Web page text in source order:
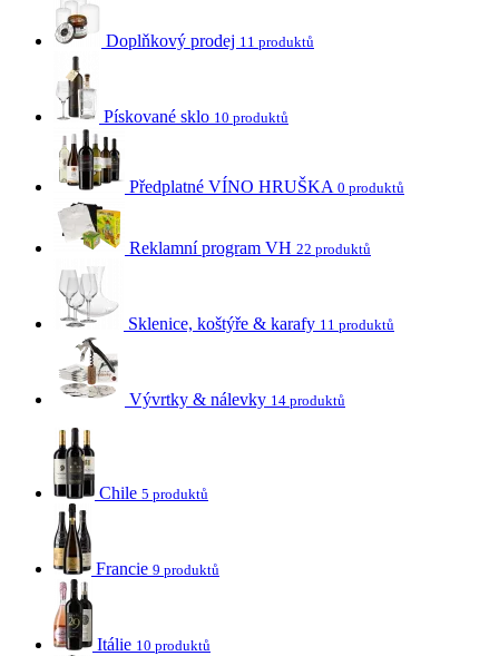
Doplňkový prodej 11 produktů
Pískované sklo 10 produktů
Předplatné VÍNO HRUŠKA 0 produktů
Reklamní program VH 22 produktů
Sklenice, koštýře & karafy 11 produktů
Vývrtky & nálevky 14 produktů
Chile 5 produktů
Francie 9 produktů
Itálie 10 produktů